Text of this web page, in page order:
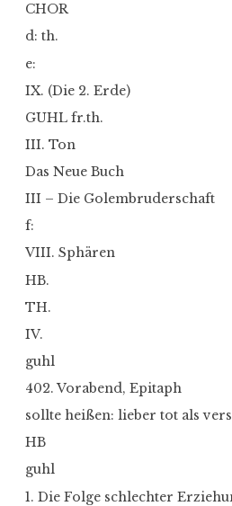
CHOR
d: th.
e:
IX. (Die 2. Erde)
GUHL fr.th.
III. Ton
Das Neue Buch
III – Die Golembruderschaft
f:
VIII. Sphären
HB.
TH.
IV.
guhl
402. Vorabend, Epitaph
sollte heißen: lieber tot als
HB
guhl
1. Die Folge schlechter